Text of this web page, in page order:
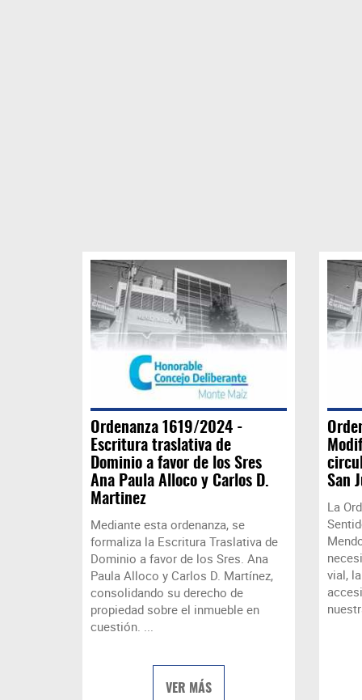
Ordenanza 1619/2024 -
Escritura traslativa de
Dominio a favor de los Sres
Ana Paula Alloco y Carlos D.
Martinez
Mediante esta ordenanza, se
formaliza la Escritura Traslativa de
Dominio a favor de los Sres. Ana
Paula Alloco y Carlos D. Martínez,
consolidando su derecho de
propiedad sobre el inmueble en
cuestión. ...
VER MÁS
San
La
vial,